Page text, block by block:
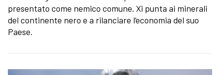
presentato come nemico comune. Xi punta ai minerali
del continente nero e a rilanciare l’economia del suo
Paese.